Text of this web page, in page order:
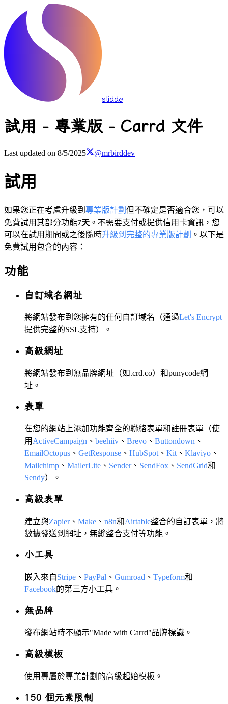
slidde
試用 - 專業版 - Carrd 文件
Last updated on 8/5/2025 @mrbirddev
試用
如果您正在考慮升級到 專業版計劃 但不確定是否適合您，可以
免費試用其部分功能7天 。不需要支付或提供信用卡資訊，您
可以在試用期間或之後隨時升級到完整的專業版計劃 。以下是
免費試用包含的內容：
功能
自訂域名網址
將網站發布到您擁有的任何自訂域名（通過Let's Encrypt
提供完整的SSL支持）。
高級網址
將網站發布到無品牌網址（如.crd.co）和punycode網
址。
表單
在您的網站上添加功能齊全的聯絡表單和註冊表單（使
用 ActiveCampaign 、 beehiiv 、 Brevo 、 Buttondown 、
EmailOctopus 、 GetResponse 、 HubSpot 、 Kit 、 Klaviyo 、
Mailchimp 、 MailerLite 、 Sender、 SendFox 、 SendGrid和
Sendy）。
高級表單
建立與Zapier、 Make 、 n8n和Airtable整合的自訂表單，將
數據發送到網址，無縫整合支付等功能。
小工具
嵌入來自Stripe 、 PayPal 、 Gumroad 、 Typeform和
Facebook的第三方小工具。
無品牌
發布網站時不顯示"Made with Carrd"品牌標識。
高級模板
使用專屬於專業計劃的高級起始模板。
150 個元素限制